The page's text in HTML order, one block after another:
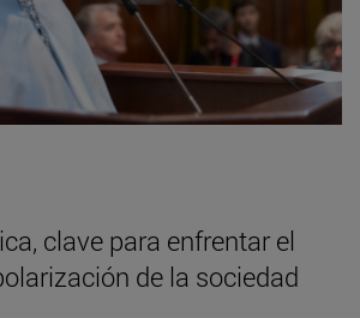
clave para enfrentar el
de la sociedad